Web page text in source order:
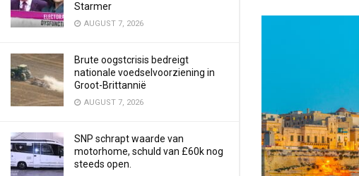
Starmer
AUGUST 7, 2026
Brute oogstcrisis bedreigt
nationale voedselvoorziening in
Groot-Brittannië
AUGUST 7, 2026
SNP schrapt waarde van
motorhome, schuld van £60k nog
steeds open.